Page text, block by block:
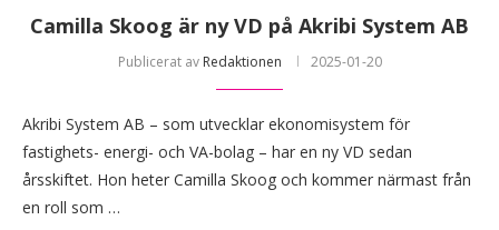
Camilla Skoog är ny VD på Akribi System AB
Publicerat av Redaktionen 2025-01-20
Akribi System AB – som utvecklar ekonomisystem för
fastighets- energi- och VA-bolag – har en ny VD sedan
årsskiftet. Hon heter Camilla Skoog och kommer närmast från
en roll som …